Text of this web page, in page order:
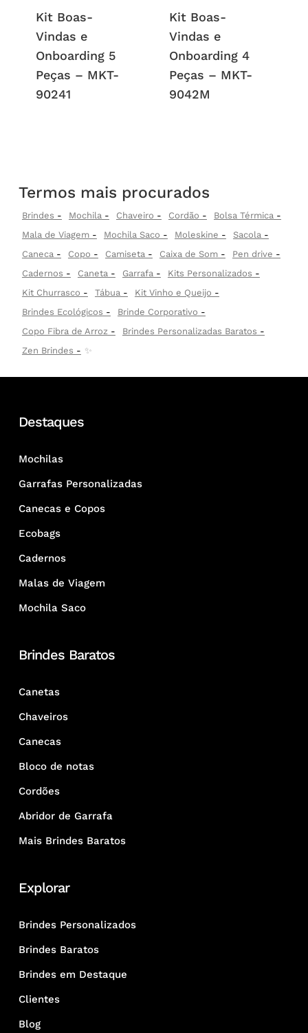
Kit Boas-
Vindas e
Onboarding 5
Peças – MKT-
90241
Kit Boas-
Vindas e
Onboarding 4
Peças – MKT-
9042M
Termos mais procurados
Brindes Mochila Chaveiro Cordão
Bolsa Térmica
Mala de Viagem
Mochila Saco Moleskine
Sacola
Caneca
Copo Camiseta Caixa de Som
Pen drive
Cadernos
Caneta Garrafa
Kits Personalizados
Kit Churrasco
Tábua
Kit Vinho e Queijo
Brindes Ecológicos
Brinde Corporativo
Copo Fibra de Arroz
Brindes Personalizadas Baratos
Zen Brindes
✨
Destaques
Mochilas
Garrafas Personalizadas
Canecas e Copos
Ecobags
Cadernos
Malas de Viagem
Mochila Saco
Brindes Baratos
Canetas
Chaveiros
Canecas
Bloco de notas
Cordões
Abridor de Garrafa
Mais Brindes Baratos
Explorar
Brindes Personalizados
Brindes Baratos
Brindes em Destaque
Clientes
Blog